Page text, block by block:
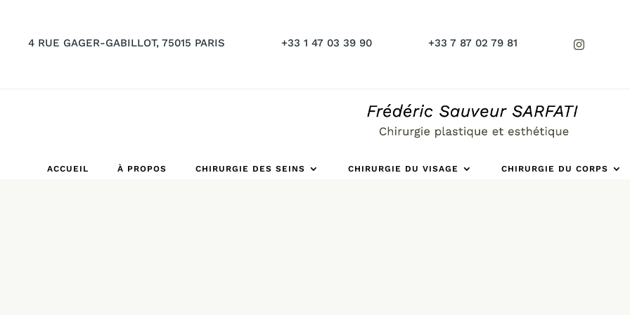
4 RUE GAGER-GABILLOT, 75015 PARIS +33 1 47 03 39 90 +33 7 87 02 79 81
ACCUEIL À PROPOS CHIRURGIE DES SEINS CHIRURGIE DU VISAGE CHIRURGIE DU CORPS